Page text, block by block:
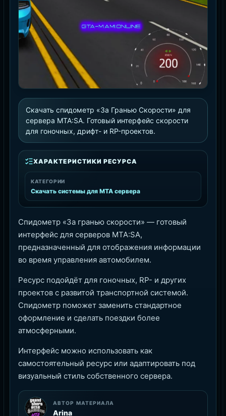
Скачать спидометр «За Гранью Скорости» для
сервера MTA:SA. Готовый интерфейс скорости
для гоночных, дрифт- и RP-проектов.
ХАРАКТЕРИСТИКИ РЕСУРСА
КАТЕГОРИИ
Скачать системы для MTA сервера
Спидометр «За гранью скорости» — готовый
интерфейс для серверов MTA:SA,
предназначенный для отображения информации
во время управления автомобилем.
Ресурс подойдёт для гоночных, RP- и других
проектов с развитой транспортной системой.
Спидометр поможет заменить стандартное
оформление и сделать поездки более
атмосферными.
Интерфейс можно использовать как
самостоятельный ресурс или адаптировать под
визуальный стиль собственного сервера.
АВТОР МАТЕРИАЛА
Arina